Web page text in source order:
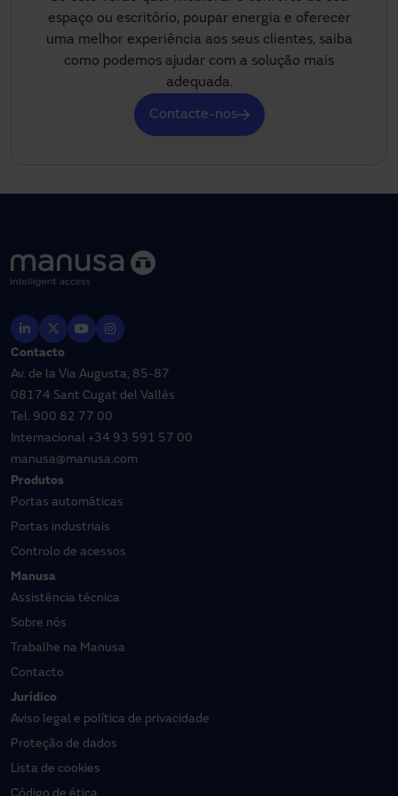
espaço ou escritório, poupar energia e oferecer
uma melhor experiência aos seus clientes, saiba
como podemos ajudar com a solução mais
adequada.
Contacte-nos
Contacto
Av. de la Via Augusta, 85-87
08174 Sant Cugat del Vallès
Tel. 900 82 77 00
Internacional +34 93 591 57 00
manusa@manusa.com
Produtos
Portas automáticas
Portas industriais
Controlo de acessos
Manusa
Assistência técnica
Sobre nós
Trabalhe na Manusa
Contacto
Jurídico
Aviso legal e política de privacidade
Proteção de dados
Lista de cookies